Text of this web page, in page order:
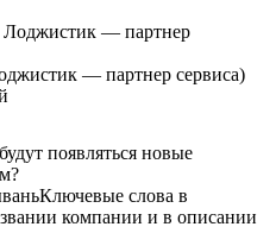
— партнер сервиса)
появляться новые
Ключевые слова в
компании и в описании